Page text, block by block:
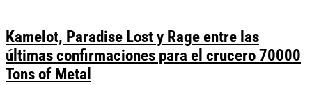
Kamelot, Paradise Lost y Rage entre las
últimas confirmaciones para el crucero 70000
Tons of Metal